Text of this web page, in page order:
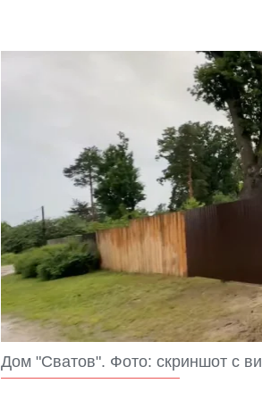
Дом "Сватов". Фото: скриншот с